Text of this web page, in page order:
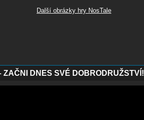
Další obrázky hry NosTale
ZAČNI DNES SVÉ DOBRODRUŽSTVÍ!